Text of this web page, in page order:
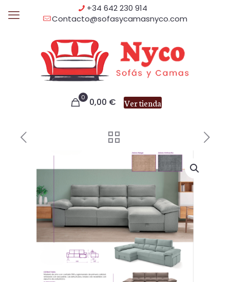
+34 642 230 914
Contacto@sofasycamasnyco.com
0 0,00 € Ver tienda